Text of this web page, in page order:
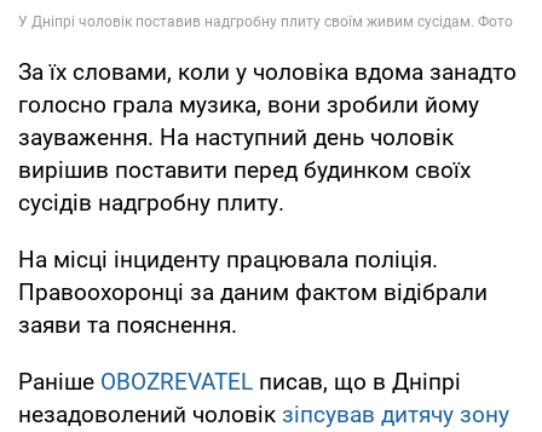
За їх словами, коли у чоловіка вдома занадто
голосно грала музика, вони зробили йому
зауваження. На наступний день чоловік
вирішив поставити перед будинком своїх
сусідів надгробну плиту.
На місці інциденту працювала поліція.
Правоохоронці за даним фактом відібрали
заяви та пояснення.
Раніше OBOZREVATEL писав, що в Дніпрі
незадоволений чоловік зіпсував дитячу зону